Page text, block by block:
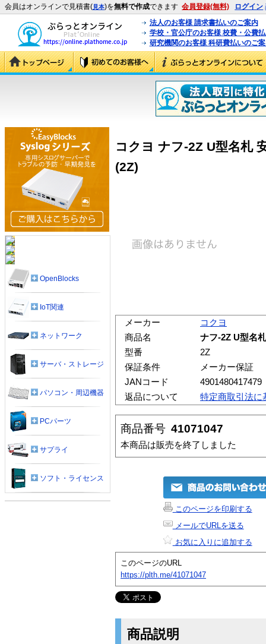
会員はオンラインで見積書(見本)を無料で作成できます 会員登録(無料) ログイン
法人のお客様 請求書払いのご案内
学校・官公庁のお客様 校費・公費
研究機関のお客様 科研費払いのご
コクヨ ナフ-2Z U型名札
(2Z)
メーカー
コクヨ
商品名
ナフ-2Z U型名
型番
2Z
保証条件
メーカー保証
JANコード
4901480417479
返品について
特定商取引法に
商品番号 41071047
本商品は販売を終了しました
このページを印刷する
メールでURLを送る
お気に入りに追加する
このページのURL
https://plth.me/41071047
商品説明
OpenBlocks
IoT関連
ネットワーク
サーバ・ストレージ
パソコン・周辺機器
PCパーツ
サプライ
ソフト・ライセンス